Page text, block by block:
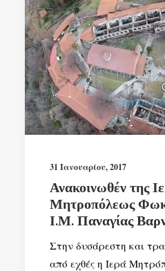
31 Ιανουαρίου, 2017
Ανακοινωθέν της
Μητροπόλεως
Ι.Μ. Παναγίας
Στην δυσάρεστη και
από εχθές η Ιερά